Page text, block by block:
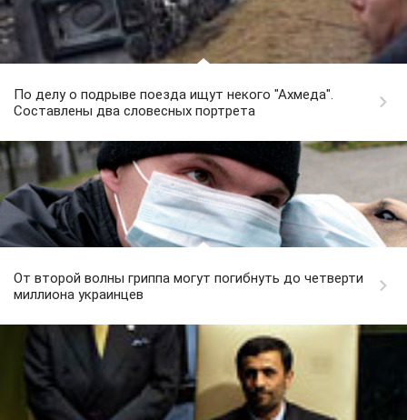
По делу о подрыве поезда ищут некого "Ахмеда".
Составлены два словесных портрета
От второй волны гриппа могут погибнуть до четверти
миллиона украинцев